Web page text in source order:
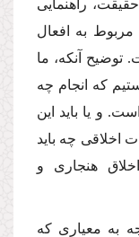
راهنمایی
مربوط به افعال
توضیح آنكه، ما
كه انجام چه
و یا باید این
اخلاقی چه باید
هنجاری و
به معیاری كه